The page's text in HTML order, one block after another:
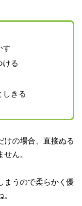
す
ける
しきる
けの場合、直接ぬる
ん。
まうので柔らかく優